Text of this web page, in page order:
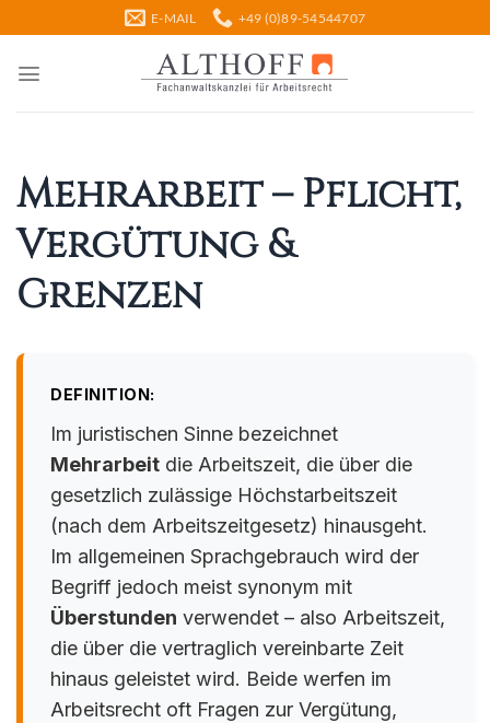
Inhalt
springen
E-MAIL +49 (0)89-54544707
Mehrarbeit – Pflicht,
Vergütung &
Grenzen
DEFINITION:
Im juristischen Sinne bezeichnet
Mehrarbeit die Arbeitszeit, die über die
gesetzlich zulässige Höchstarbeitszeit
(nach dem Arbeitszeitgesetz) hinausgeht.
Im allgemeinen Sprachgebrauch wird der
Begriff jedoch meist synonym mit
Überstunden verwendet – also Arbeitszeit,
die über die vertraglich vereinbarte Zeit
hinaus geleistet wird. Beide werfen im
Arbeitsrecht oft Fragen zur Vergütung,